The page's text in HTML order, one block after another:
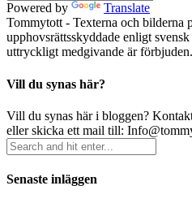
Powered by
Translate
Tommytott - Texterna och bilderna
upphovsrättsskyddade enligt
uttryckligt medgivande är förbjuden.
Vill du synas här?
Vill du synas här i bloggen?
eller skicka ett mail till:
Senaste inläggen